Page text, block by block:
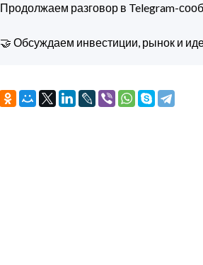
Продолжаем разговор в Telegram-
🤝 Обсуждаем инвестиции, рынок и